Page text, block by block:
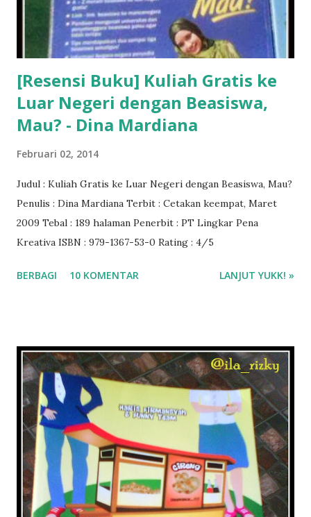
[Resensi Buku] Kuliah Gratis ke
Luar Negeri dengan Beasiswa,
Mau? - Dina Mardiana
Februari 02, 2014
Judul : Kuliah Gratis ke Luar Negeri dengan Beasiswa, Mau?
Penulis : Dina Mardiana Terbit : Cetakan keempat, Maret
2009 Tebal : 189 halaman Penerbit : PT Lingkar Pena
Kreativa ISBN : 979-1367-53-0 Rating : 4/5
BERBAGI 10 KOMENTAR LANJUT YUKK! »